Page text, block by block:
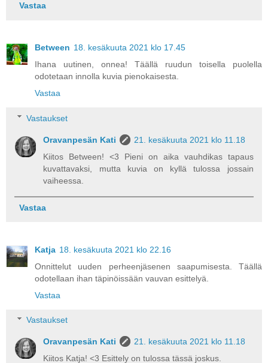
Vastaa
Between 18. kesäkuuta 2021 klo 17.45
Ihana uutinen, onnea! Täällä ruudun toisella puolella
odotetaan innolla kuvia pienokaisesta.
Vastaa
Vastaukset
Oravanpesän Kati
21. kesäkuuta 2021 klo 11.18
Kiitos Between! <3 Pieni on aika vauhdikas tapaus
kuvattavaksi, mutta kuvia on kyllä tulossa jossain
vaiheessa.
Vastaa
Katja 18. kesäkuuta 2021 klo 22.16
Onnittelut uuden perheenjäsenen saapumisesta. Täällä
odotellaan ihan täpinöissään vauvan esittelyä.
Vastaa
Vastaukset
Oravanpesän Kati
21. kesäkuuta 2021 klo 11.18
Kiitos Katja! <3 Esittely on tulossa tässä joskus.